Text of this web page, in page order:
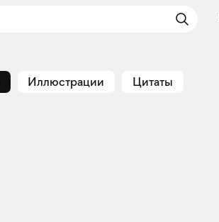
Иллюстрации Цитаты